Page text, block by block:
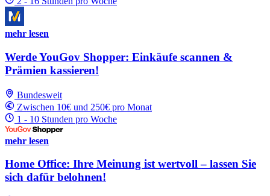
mehr lesen
Werde YouGov Shopper: Einkäufe scannen &
Prämien kassieren!
Bundesweit
Zwischen 10€ und 250€ pro Monat
1 - 10 Stunden pro Woche
mehr lesen
Home Office: Ihre Meinung ist wertvoll – lassen Sie
sich dafür belohnen!